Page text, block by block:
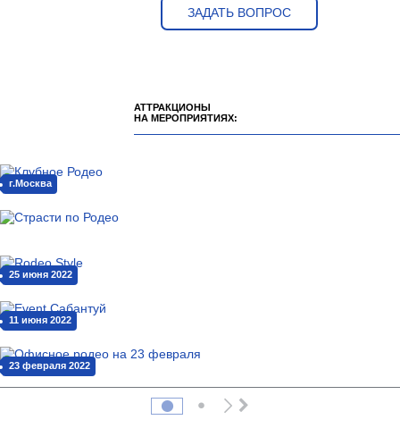
ЗАДАТЬ ВОПРОС
АТТРАКЦИОНЫ
НА МЕРОПРИЯТИЯХ:
г.Москва
25 июня 2022
11 июня 2022
23 февраля 2022